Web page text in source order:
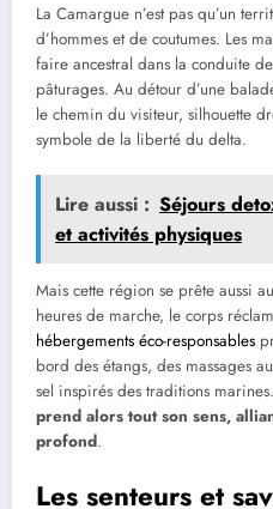
La Camargue n’est pas qu’un
d’hommes et de coutumes. Les
faire ancestral dans la conduite
pâturages. Au détour d’une
le chemin du visiteur, silhouette
symbole de la liberté du delta.
Lire aussi : Séjours
et activités physiques
Mais cette région se prête aussi
heures de marche, le corps
hébergements éco-responsables
bord des étangs, des massages
sel inspirés des traditions marines.
prend alors tout son sens,
profond.
Les senteurs et